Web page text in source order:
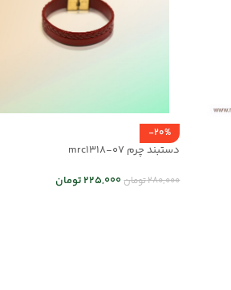
-20%
دستبند چرم mrc1318-07
280,000تومان225,000تومان